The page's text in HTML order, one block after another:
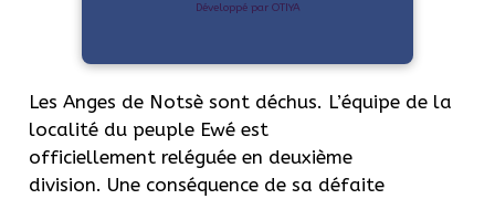
Développé par OTIYA
Les Anges de Notsè sont déchus. L’équipe de la
localité du peuple Ewé est
officiellement reléguée en deuxième
division. Une conséquence de sa défaite